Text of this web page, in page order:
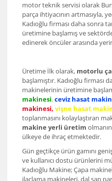
motor teknik servisi olarak
parça ihtiyacının artmasıyla,
Kadıoğlu firması daha sonra
üretimine başlamış ve
edinerek öncüler arasında
Üretime İlk olarak, motorlu
başlamıştır. Kadıoğlu firması
makinelerinin üretimine
makinesi,ceviz hasat
makinesi, vişne hasat
toplanmasını kolaylaştıran
makine yerli üretim
ülkeye de ihraç etmektedir.
Gün geçtikçe ürün gamını
ve kullanıcı dostu ürünlerini
Kadıoğlu Makine; Çapa
ilaçlama makineleri, dal sap